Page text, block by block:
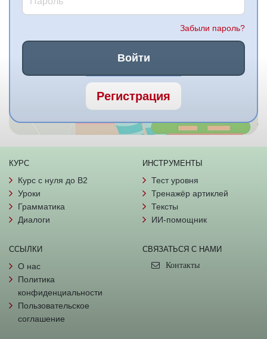
Забыли пароль?
Войти
Регистрация
КУРС
Курс с нуля до B2
Уроки
Грамматика
Диалоги
ИНСТРУМЕНТЫ
Тест уровня
Тренажёр артиклей
Тексты
ИИ-помощник
ССЫЛКИ
О нас
Политика
конфиденциальности
Пользовательское
соглашение
СВЯЗАТЬСЯ С НАМИ
Контакты